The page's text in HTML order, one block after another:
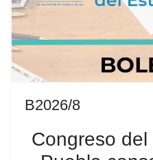
B2026/8
Congreso